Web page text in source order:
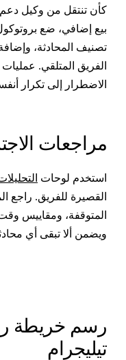
تنتقل من وكيل دعم
إضافي، ضع بروتوكول
المحادثة، وإضافة
المتلقي. عمليات
إلى تكرار أنفسهم.
لوحاتالتحليلات
للفريق. راجع
ومقاييس وقت
ألا تبقى أي محادثة
خريطة